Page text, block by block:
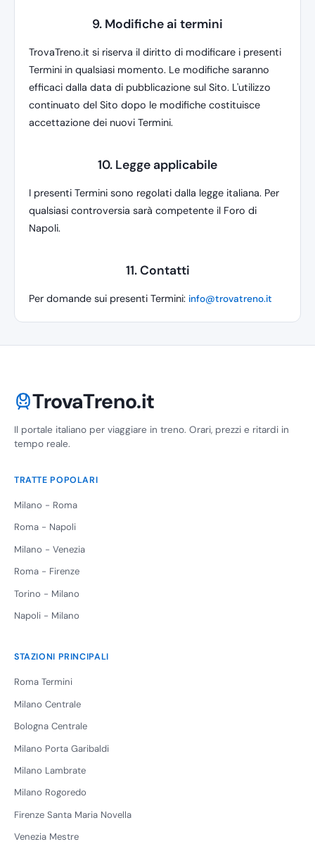
9. Modifiche ai termini
TrovaTreno.it si riserva il diritto di modificare i presenti
Termini in qualsiasi momento. Le modifiche saranno
efficaci dalla data di pubblicazione sul Sito. L'utilizzo
continuato del Sito dopo le modifiche costituisce
accettazione dei nuovi Termini.
10. Legge applicabile
I presenti Termini sono regolati dalla legge italiana. Per
qualsiasi controversia sarà competente il Foro di
Napoli.
11. Contatti
Per domande sui presenti Termini: info@trovatreno.it
TrovaTreno.it
Il portale italiano per viaggiare in treno. Orari, prezzi e ritardi in
tempo reale.
TRATTE POPOLARI
Milano - Roma
Roma - Napoli
Milano - Venezia
Roma - Firenze
Torino - Milano
Napoli - Milano
STAZIONI PRINCIPALI
Roma Termini
Milano Centrale
Bologna Centrale
Milano Porta Garibaldi
Milano Lambrate
Milano Rogoredo
Firenze Santa Maria Novella
Venezia Mestre